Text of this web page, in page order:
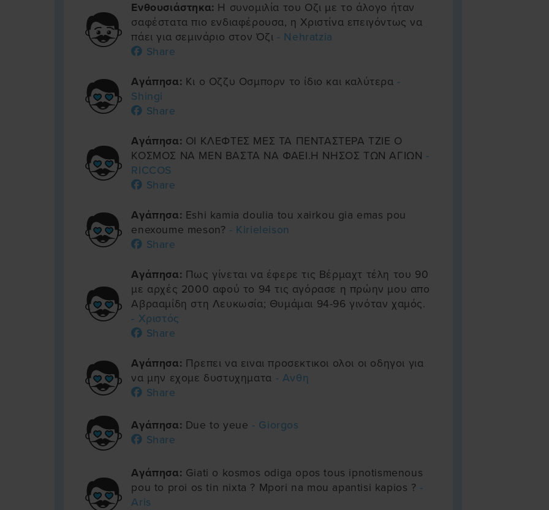
Ενθουσιάστηκα: Η συνομιλία του Οζι με το άλογο ήταν
σαφέστατα πιο ενδιαφέρουσα, η Χριστίνα επειγόντως να
πάει για σεμινάριο στον Όζι - Nehratzia
Share
Αγάπησα: Κι ο Οζζυ Οσμπορν το ίδιο και καλύτερα -
Shingi
Share
Αγάπησα: ΟΙ ΚΛΕΦΤΕΣ ΜΕΣ ΤΑ ΠΕΝΤΑΣΤΕΡΑ ΤΖΙΕ Ο
ΚΟΣΜΟΣ ΝΑ ΜΕΝ ΒΑΣΤΑ ΝΑ ΦΑΕΙ.Η ΝΗΣΟΣ ΤΩΝ ΑΓΙΩΝ -
RICCOS
Share
Αγάπησα: Eshi kamia doulia tou xairkou gia emas pou
enexoume meson? - Kirieleison
Share
Αγάπησα: Πως γίνεται να έφερε τις Βέρμαχτ τέλη του 90
με αρχές 2000 αφού το 94 τις αγόρασε η πρώην μου απο
Αβρααμίδη στη Λευκωσία; Θυμάμαι 94-96 γινόταν χαμός.
- Χριστός
Share
Αγάπησα: Πρεπει να ειναι προσεκτικοι ολοι οι οδηγοι για
να μην εχομε δυστυχηματα - Ανθη
Share
Αγάπησα: Due to yeue - Giorgos
Share
Αγάπησα: Giati o kosmos odiga opos tous ipnotismenous
pou to proi os tin nixta ? Mpori na mou apantisi kapios ? -
Aris